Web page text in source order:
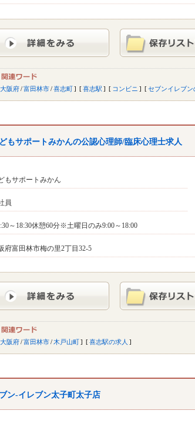
大阪府/富田林市/喜志町 喜志駅 コンビニ セブンイレブン
もサポートみかんの公認心理師/臨床心理士求人
もサポートみかん
員
～18:30休憩60分※土曜日のみ9:00～18:00
府富田林市梅の里2丁目32-5
大阪府/富田林市/木戸山町 喜志駅の求人
ン-イレブン太子町太子店